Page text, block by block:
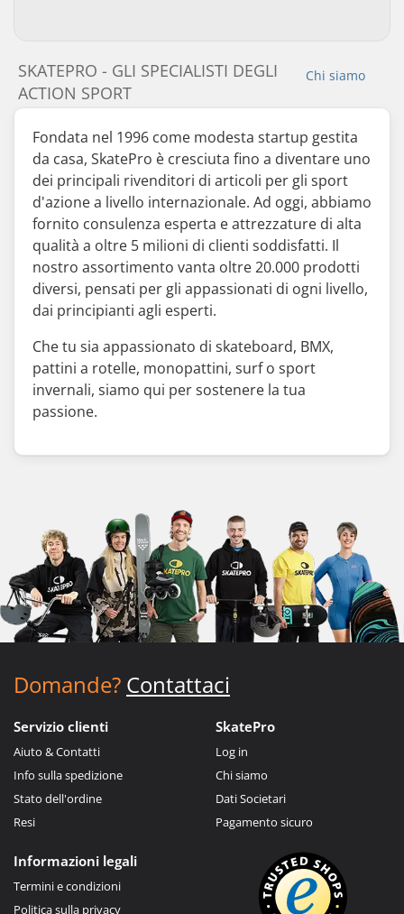
Chi siamo
SKATEPRO - GLI SPECIALISTI DEGLI
ACTION SPORT
Fondata nel 1996 come modesta startup gestita
da casa, SkatePro è cresciuta fino a diventare uno
dei principali rivenditori di articoli per gli sport
d'azione a livello internazionale. Ad oggi, abbiamo
fornito consulenza esperta e attrezzature di alta
qualità a oltre 5 milioni di clienti soddisfatti. Il
nostro assortimento vanta oltre 20.000 prodotti
diversi, pensati per gli appassionati di ogni livello,
dai principianti agli esperti.
Che tu sia appassionato di skateboard, BMX,
pattini a rotelle, monopattini, surf o sport
invernali, siamo qui per sostenere la tua
passione.
Domande? Contattaci
Servizio clienti
Aiuto & Contatti
Info sulla spedizione
Stato dell'ordine
Resi
SkatePro
Log in
Chi siamo
Dati Societari
Pagamento sicuro
Informazioni legali
Termini e condizioni
Politica sulla privacy